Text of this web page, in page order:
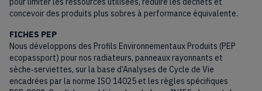
concevoir des produits plus sobres à performance équivalente.
FICHES PEP
Nous développons des Profils Environnementaux Produits (PEP
ecopassport) pour nos radiateurs, panneaux rayonnants et
sèche‑serviettes, sur la base d’Analyses de Cycle de Vie
encadrées par la norme ISO 14025 et les règles spécifiques